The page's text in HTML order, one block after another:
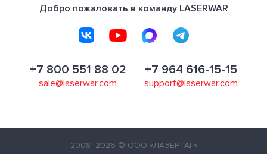
Добро пожаловать в команду LASERWAR
+7 800 551 88 02
sale@laserwar.com
+7 964 616-15-15
support@laserwar.com
2008–2026 © ООО «ЛАЗЕРТАГ»